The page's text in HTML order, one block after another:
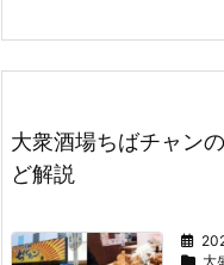
大衆酒場ちばチャン
ど解説
大